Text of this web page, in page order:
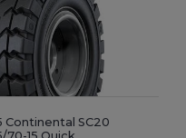
Continental SC20